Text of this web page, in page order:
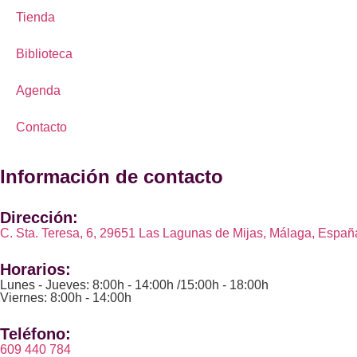
Tienda
Biblioteca
Agenda
Contacto
Información de contacto
Dirección:
C. Sta. Teresa, 6, 29651 Las Lagunas de Mijas, Málaga,
Horarios:
Lunes - Jueves: 8:00h - 14:00h /15:00h - 18:00h
Viernes: 8:00h - 14:00h
Teléfono:
609 440 784